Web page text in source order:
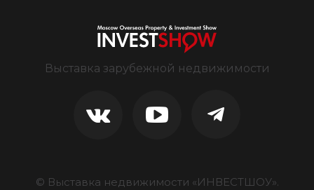
Выставка зарубежной недвижимости
© Выставка недвижимости «ИНВЕСТШОУ».